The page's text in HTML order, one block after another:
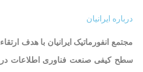
درباره ایرانیان
مجتمع انفورماتیک ایرانیان با هدف ارتقاء
سطح کیفی صنعت فناوری اطلاعات در